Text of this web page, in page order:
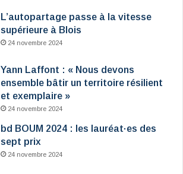
L’autopartage passe à la vitesse
supérieure à Blois
24 novembre 2024
Yann Laffont : « Nous devons
ensemble bâtir un territoire résilient
et exemplaire »
24 novembre 2024
bd BOUM 2024 : les lauréat·es des
sept prix
24 novembre 2024